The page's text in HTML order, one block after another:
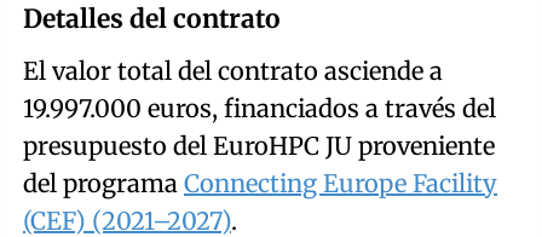
Detalles del contrato
El valor total del contrato asciende a
19.997.000 euros, financiados a través del
presupuesto del EuroHPC JU proveniente
del programa Connecting Europe Facility
(CEF) (2021–2027).